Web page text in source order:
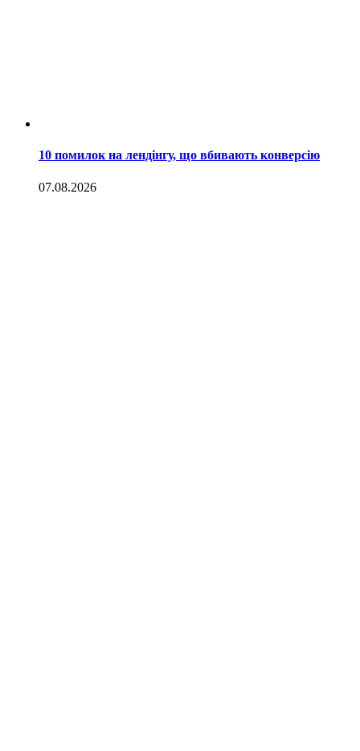
10 помилок на лендінгу, що вбивають конверсію
07.08.2026